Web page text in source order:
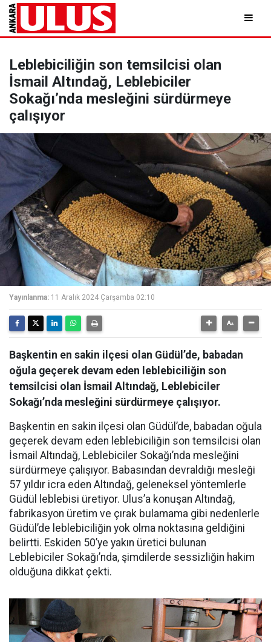
Leblebiciliğin son temsilcisi olan
İsmail Altındağ, Leblebiciler
Sokağı’nda mesleğini sürdürmeye
çalışıyor
Yayınlanma: 11 Aralık 2024 Çarşamba 02:10
Başkentin en sakin ilçesi olan Güdül’de, babadan
oğula geçerek devam eden leblebiciliğin son
temsilcisi olan İsmail Altındağ, Leblebiciler
Sokağı’nda mesleğini sürdürmeye çalışıyor.
Başkentin en sakin ilçesi olan Güdül’de, babadan oğula
geçerek devam eden leblebiciliğin son temsilcisi olan
İsmail Altındağ, Leblebiciler Sokağı’nda mesleğini
sürdürmeye çalışıyor. Babasından devraldığı mesleği
57 yıldır icra eden Altındağ, geleneksel yöntemlerle
Güdül leblebisi üretiyor. Ulus’a konuşan Altındağ,
fabrikasyon üretim ve çırak bulamama gibi nedenlerle
Güdül’de leblebiciliğin yok olma noktasına geldiğini
belirtti. Eskiden 50’ye yakın üretici bulunan
Leblebiciler Sokağı’nda, şimdilerde sessizliğin hakim
olduğuna dikkat çekti.